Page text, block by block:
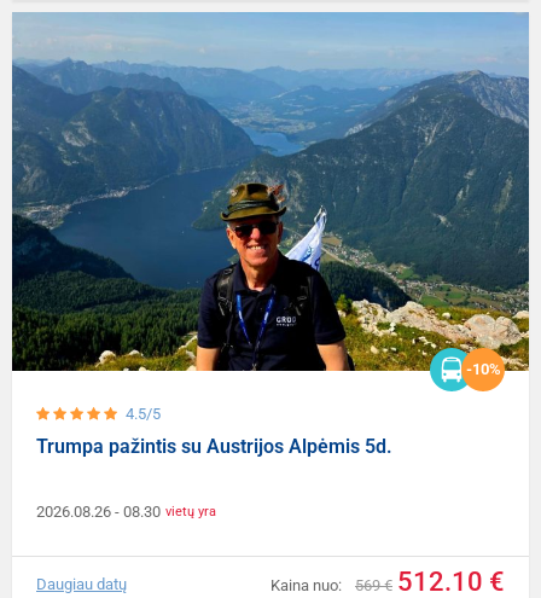
4.5/5
-10%
Trumpa pažintis su Austrijos Alpėmis 5d.
2026.08.26 - 08.30 vietų yra
Kaina nuo: 569 € 512.10 €
Daugiau datų